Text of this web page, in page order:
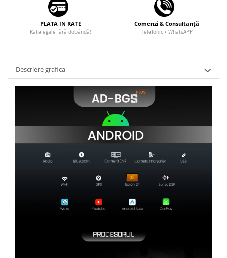
PLATA IN RATE
Rate egale fără dobândă!
Comenzi & Consultanță
Telefonic / WhatsAPP
Descriere grafica